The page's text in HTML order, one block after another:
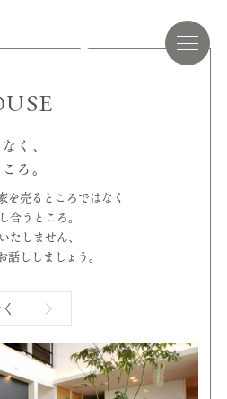
く、
ろ。
を売るところではなく
合うところ。
たしません、
ししましょう。